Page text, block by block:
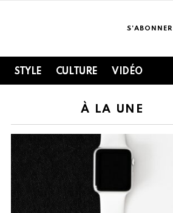
S'ABONNER
STYLE CULTURE VIDÉO
À LA UNE